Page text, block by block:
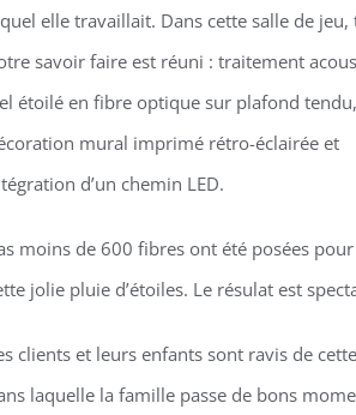
elle travaillait. Dans cette salle de jeu,
savoir faire est réuni : traitement
étoilé en fibre optique sur plafond tendu,
mural imprimé rétro-éclairée et
d’un chemin LED.
moins de 600 fibres ont été posées
jolie pluie d’étoiles. Le résulat est
clients et leurs enfants sont ravis de
laquelle la famille passe de bons